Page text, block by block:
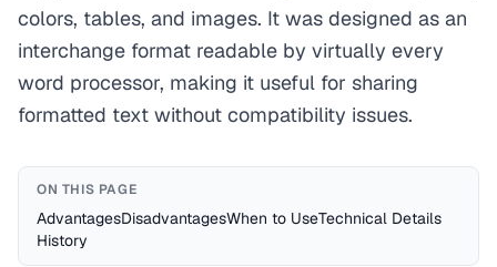
colors, tables, and images. It was designed as an
interchange format readable by virtually every
word processor, making it useful for sharing
formatted text without compatibility issues.
ON THIS PAGE
AdvantagesDisadvantagesWhen to UseTechnical Details
History